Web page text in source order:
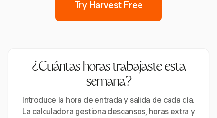
Try Harvest Free
¿Cuántas horas trabajaste esta
semana?
Introduce la hora de entrada y salida de cada día.
La calculadora gestiona descansos, horas extra y